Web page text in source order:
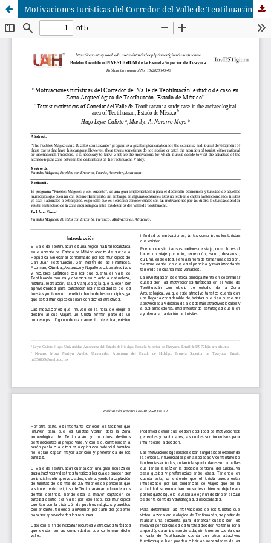
Motivaciones turísticas del Corredor del Valle de Teotihuacán; estudio de caso en Zona Arqueológica de Teotihuacán, Estado de México